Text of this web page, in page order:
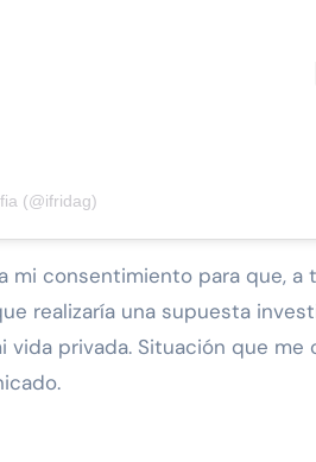
(@ifridag)
mi consentimiento para que, a
realizaría una supuesta
privada. Situación que me